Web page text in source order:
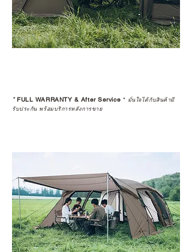
*FULL WARRANTY & After Service * มั่นใจได้กับสินค้ามี
รับประกัน พร้อมบริการหลังการขาย